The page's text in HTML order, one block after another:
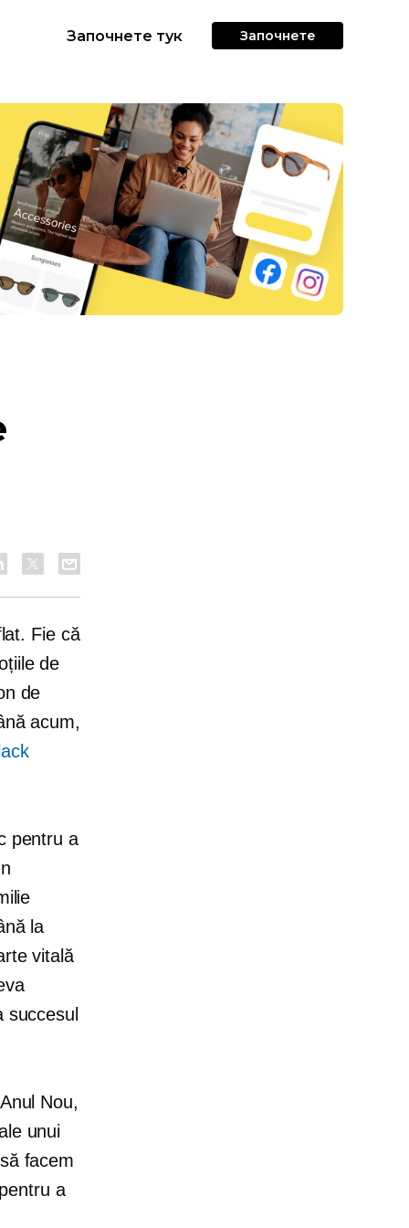
Започнете тук Започнете
Fie că
de
de
acum,
pentru a
la
vitală
Nou,
unui
facem
a